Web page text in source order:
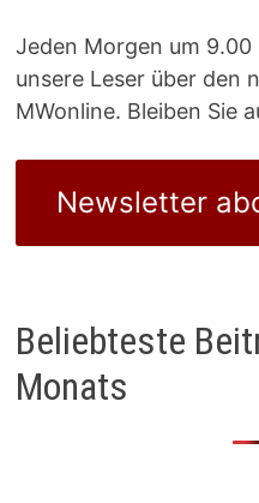
Jeden Morgen um
unsere Leser über den
MWonline. Bleiben Sie
Newsletter
Beliebteste
Monats